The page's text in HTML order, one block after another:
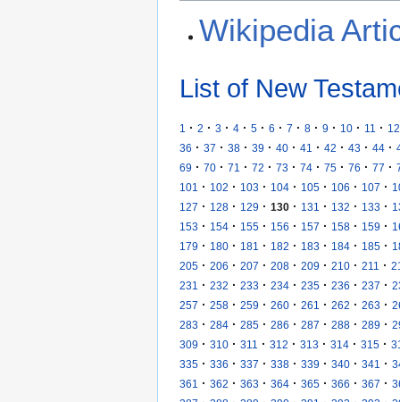
Wikipedia
List of New
1 · 2 · 3 · 4 · 5 · 6 · 7 · 8 · 9 · 10 · 11 · 12
36 · 37 · 38 · 39 · 40 · 41 · 42 · 43 · 44 ·
69 · 70 · 71 · 72 · 73 · 74 · 75 · 76 · 77 ·
101
· 102 · 103 · 104 · 105 · 106 · 107 ·
127 · 128 · 129 · 130 · 131 · 132 · 133 ·
153 · 154 · 155 · 156 · 157 · 158 · 159 ·
179 · 180 · 181 · 182 · 183 · 184 · 185 ·
205 · 206 · 207 · 208 · 209 · 210 · 211 ·
231
· 232 · 233 · 234 · 235 · 236 · 237 ·
257 · 258 · 259 · 260 · 261 · 262 · 263 ·
283 · 284 · 285 · 286 · 287 · 288 · 289 ·
309 · 310 · 311 · 312 · 313 · 314 · 315 ·
335 · 336 · 337 · 338 · 339 · 340 · 341 ·
361
· 362 · 363 · 364 · 365 · 366 · 367 ·